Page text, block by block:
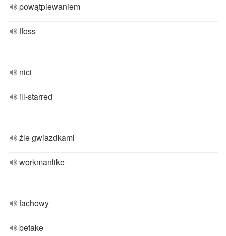
powątpiewaniem
floss
nici
ill-starred
źle gwiazdkami
workmanlike
fachowy
betake